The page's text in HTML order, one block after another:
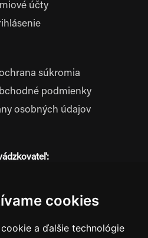
cookies
a ďalšie technológie
účty
súkromia
podmienky
osobných údajov
01 Bytča
2121076738